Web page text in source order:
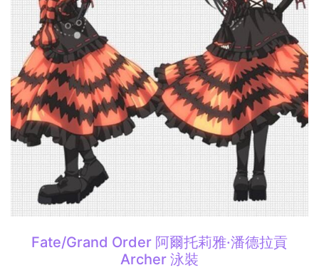
Fate/Grand Order 阿爾托莉雅·潘德拉貢
Archer 泳裝